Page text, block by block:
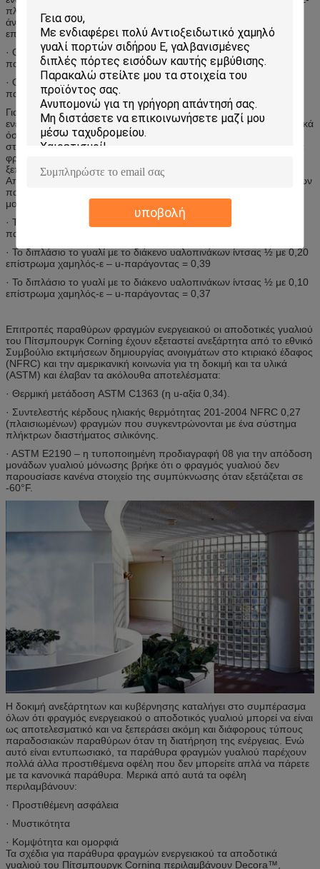
υποβολή
πλαισιωμένη, προκατασκεύασαν την επιτροπή που είναι στο
άνοιγμα ενός παραθύρου. Κατωτέρω είναι οι u-παράγοντες για τις
επιτροπές φραγμών ενεργειακού γυαλιού.
· Οι η.ε-πλαισιωμένες επιτροπές φραγμών γυαλιού έχουν έναν u-
παράγοντα 0,34
· Οι πλαισιωμένες επιτροπές φραγμών γυαλιού έχουν έναν u-
παράγοντα 0,38
Για εκείνους που είναι ακόμα στο φράκτη εάν παράθυρα φραγμών
ενεργειακού τα αποδοτικά γυαλιού μπορούν να είναι τόσο αποδοτικά
όσο και τα παραδοσιακά παράθυρα, είναι εδώ μερικές εκπληκτικές
στατιστικές.Σύμφωνα με το Ηνωμένο Τμήμα Ενέργειας
, παράθυρα
φραγμών ενεργειακού τα αποδοτικά γυαλιού μπορούν να
ξεπεράσουν πολλοί τύπος παραδοσιακών παραθύρων.
Απαριθμημένες κατωτέρω είναι οι u-αξίες των παραδοσιακών τύπων
παραθύρων με είτε ένα ξύλινο είτε βινυλίου πλαίσιο και ένα
μονωμένο πλήκτρο διαστήματος:
· Το διπλάσιο το γυαλί με το διάκενο υαλοπινάκων ίντσας ½ – u-
παράγοντας = 0,48
· Το διπλάσιο το γυαλί με το διάκενο υαλοπινάκων ίντσας ½ με 0,20
επίστρωμα χαμηλός-ε – u-παράγοντας = 0,39
· Το διπλάσιο το γυαλί με το διάκενο υαλοπινάκων ίντσας ½ με 0,10
επίστρωμα χαμηλός-ε – u-παράγοντας = 0,37
Επιτροπές παραθύρων φραγμών ενεργειακού οι αποδοτικές γυαλιού
του Πίτσμπουργκ Corning έχουν εξεταστεί ανεξάρτητα από το εθνικό
Συμβούλιο εκτιμήσεων δημιουργίας ανοιγμάτων στο κτιριακό έδαφος
(NFRC) και την αμερικανική κοινωνία για τη δοκιμή και τα υλικά
(ASTM) και έλαβαν τα ακόλουθα αποτελέσματα:
· Θερμική μετάδοση ASTM C1363 (η u-αξία 0,34).
· Συντελεστής κέρδους ηλιακής θερμότητας 201-2004 NFRC 0,27
(πλαισιωμένων) φραγμών που συγκεντρώνονται με ένα σύστημα
πλήκτρων διαστήματος σιλικόνης.
· ASTM E2190 – η τυποποιημένη προδιαγραφή 08 για την απόδοση
μονάδων γυαλιού μόνωσης βρήκε ότι ο φραγμός γυαλιού δεν
παρουσίασε κανένα στοιχείο της συμπύκνωσης όταν εξετάζεται σε
-60°F.
Η δοκιμή ανεξάρτητων και κυβέρνησης καταλήγει στο συμπέρασμα
όλων ότι φραγμός ενεργειακού ο αποδοτικός γυαλιού μπορεί να είναι
ως αποτελεσματικό και να ξεπεράσει ακόμη και διάφορους τύπους
παραδοσιακών παραθύρων όταν τη διατήρηση της ενέργειας. Ενώ
αυτό είναι εντυπωσιακό, τα παράθυρα φραγμών γυαλιού παρέχουν
πολλά άλλα προστιθέμενα οφέλη που δεν μπορείτε απλά να πάρετε
με τα κανονικά παράθυρα. Μερικά από αυτά τα οφέλη
περιλαμβάνουν:
· Προστιθέμενη ασφάλεια
· Μυστικότητα
· Κομψότητα και ομορφιά
Τα σχέδια για παράθυρα φραγμών ενεργειακού τα αποδοτικά
γυαλιού του Πίτσμπουργκ Corning περιλαμβάνουν Decora™,